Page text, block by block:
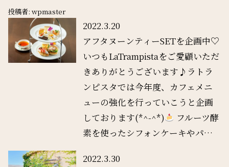
投稿者: wpmaster
2022.3.20
アフタヌーンティーSETを企画中♡
いつもLaTrampistaをご愛顧いただ
きありがとうございます♪ラトラ
ンピスタでは今年度、カフェメニ
ューの強化を行っていこうと企画
しております(*^-^*)
フルーツ酵
素を使ったシフォンケーキやパ…
2022.3.30